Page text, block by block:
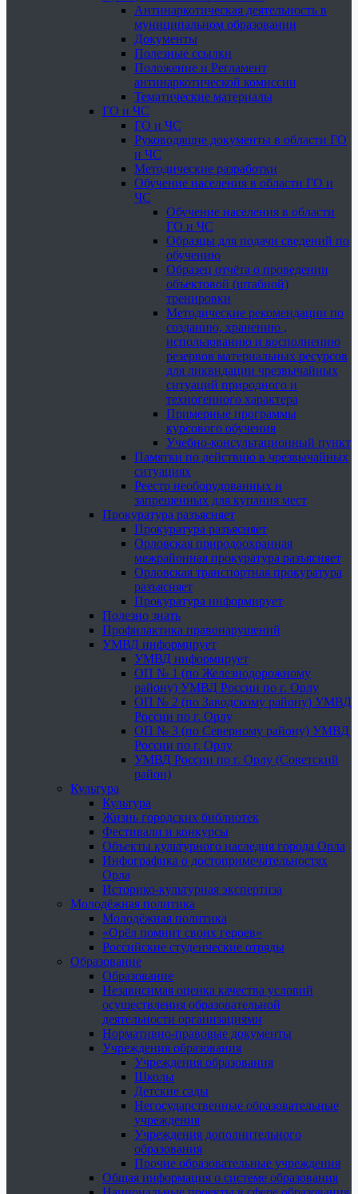
Антинаркотическая деятельность в
муниципальном образовании
Документы
Полезные ссылки
Положение и Регламент
антинаркотической комиссии
Тематические материалы
ГО и ЧС
ГО и ЧС
Руководящие документы в области ГО
и ЧС
Методические разработки
Обучение населения в области ГО и
ЧС
Обучение населения в области
ГО и ЧС
Образцы для подачи сведений по
обучению
Образец отчёта о проведении
объектовой (штабной)
тренировки
Методические рекомендации по
созданию, хранению ,
использованию и восполнению
резервов материальных ресурсов
для ликвидации чрезвычайных
ситуаций природного и
техногенного характера
Примерные программы
курсового обучения
Учебно-консультационный пункт
Памятки по действию в чрезвычайных
ситуациях
Реестр необорудованных и
запрещенных для купания мест
Прокуратура разъясняет
Прокуратура разъясняет
Орловская природоохранная
межрайонная прокуратура разъясняет
Орловская транспортная прокуратура
разъясняет
Прокуратура информирует
Полезно знать
Профилактика правонарушений
УМВД информирует
УМВД информирует
ОП № 1 (по Железнодорожному
району) УМВД России по г. Орлу
ОП № 2 (по Заводскому району) УМВД
России по г. Орлу
ОП № 3 (по Северному району) УМВД
России по г. Орлу
УМВД России по г. Орлу (Советский
район)
Культура
Культура
Жизнь городских библиотек
Фестивали и конкурсы
Объекты культурного наследия города Орла
Инфографика о достопримечательностях
Орла
Историко-культурная экспертиза
Молодёжная политика
Молодёжная политика
«Орёл помнит своих героев»
Российские студенческие отряды
Образование
Образование
Независимая оценка качества условий
осуществления образовательной
деятельности организациями
Нормативно-правовые документы
Учреждения образования
Учреждения образования
Школы
Детские сады
Негосударственные образовательные
учреждения
Учреждения дополнительного
образования
Прочие образовательные учреждения
Общая информация о системе образования